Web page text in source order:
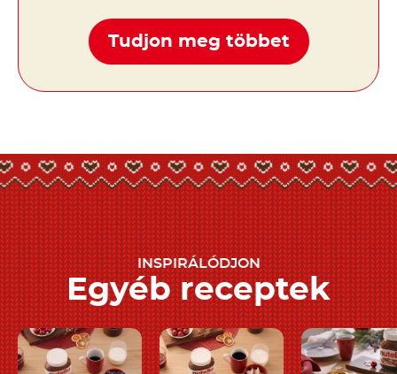
Tudjon meg többet
INSPIRÁLÓDJON
Egyéb receptek